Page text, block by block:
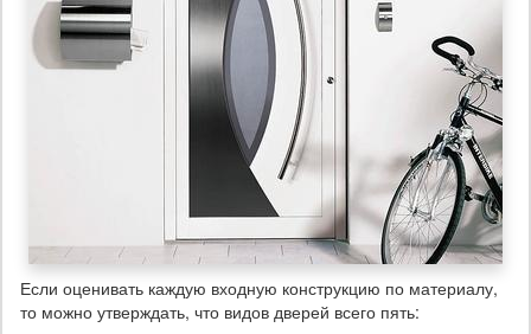
Если оценивать каждую входную конструкцию по материалу,
то можно утверждать, что видов дверей всего пять: